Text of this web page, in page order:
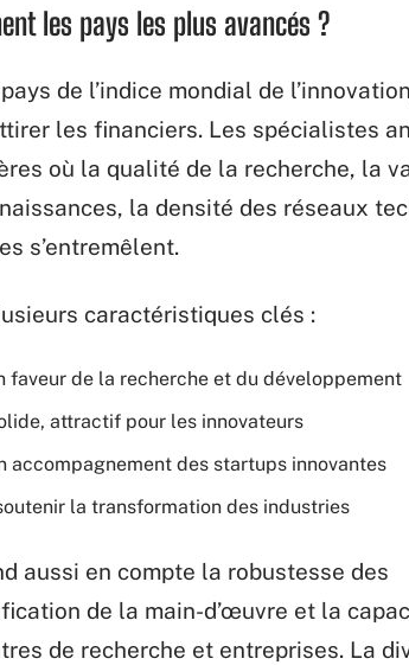
les pays les plus avancés ?
de l’indice mondial de
les financiers. Les spécialistes
où la qualité de la recherche, la
la densité des réseaux
s’entremêlent.
caractéristiques clés :
faveur de la recherche et du développement
attractif pour les innovateurs
accompagnement des startups innovantes
la transformation des industries
aussi en compte la robustesse des
de la main-d’œuvre et la
de recherche et entreprises. La